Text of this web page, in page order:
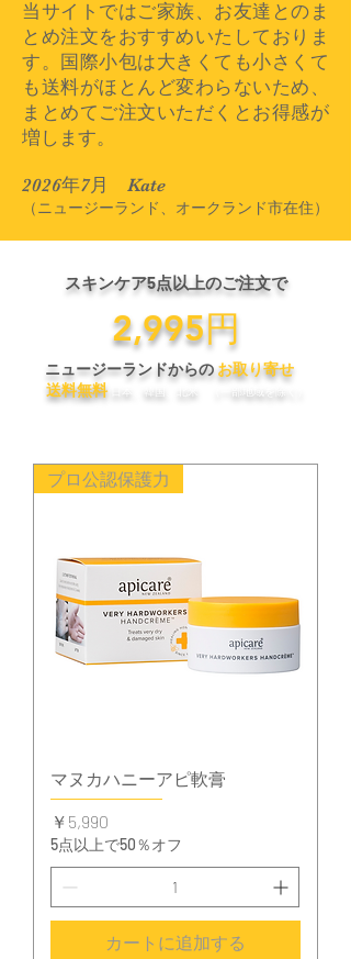
当サイトではご家族、お友達とのま
とめ注文をおすすめいたしておりま
す。国際小包は大きくても小さくて
も送料がほとんど変わらないため、
まとめてご注文いただくとお得感が
増します。
​2026年7月 Kate
（ニュージーラ ンド、オークランド市在住）
スキンケア5点以上のご注文で
​2,995円
ニュージーランドからの お取り寄せ
送料無料
日本、韓国、北米 （一部地域を除く）​
プロ公認保護力
マヌカハニーアピ軟膏
価格
￥5,990
5点以上で50％オフ
カートに追加する